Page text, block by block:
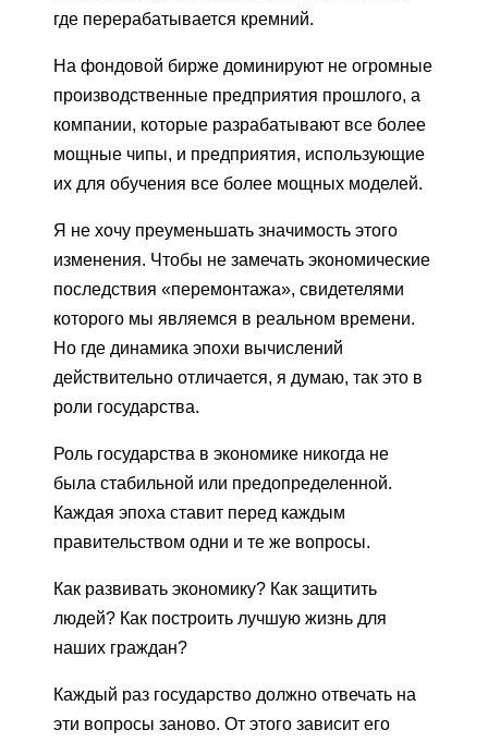
где перерабатывается кремний.
На фондовой бирже доминируют не огромные
производственные предприятия прошлого, а
компании, которые разрабатывают все более
мощные чипы, и предприятия, использующие
их для обучения все более мощных моделей.
Я не хочу преуменьшать значимость этого
изменения. Чтобы не замечать экономические
последствия «перемонтажа», свидетелями
которого мы являемся в реальном времени.
Но где динамика эпохи вычислений
действительно отличается, я думаю, так это в
роли государства.
Роль государства в экономике никогда не
была стабильной или предопределенной.
Каждая эпоха ставит перед каждым
правительством одни и те же вопросы.
Как развивать экономику? Как защитить
людей? Как построить лучшую жизнь для
наших граждан?
Каждый раз государство должно отвечать на
эти вопросы заново. От этого зависит его